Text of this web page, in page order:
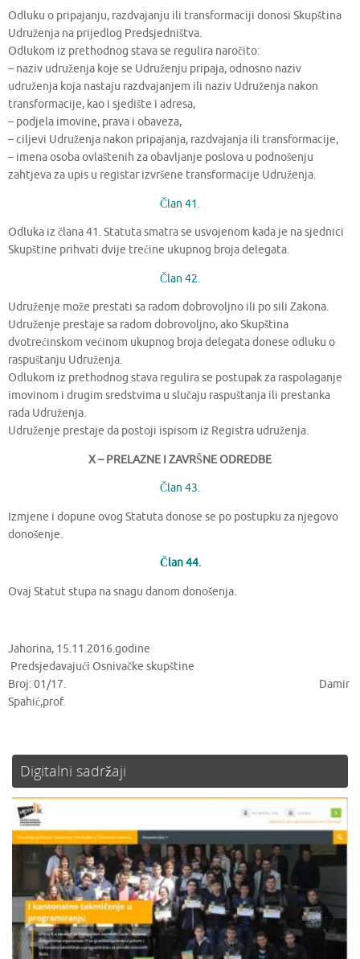
Odluku o pripajanju, razdvajanju ili transformaciji donosi Skupština
Udruženja na prijedlog Predsjedništva.
Odlukom iz prethodnog stava se regulira naročito:
– naziv udruženja koje se Udruženju pripaja, odnosno naziv
udruženja koja nastaju razdvajanjem ili naziv Udruženja nakon
transformacije, kao i sjedište i adresa,
– podjela imovine, prava i obaveza,
– ciljevi Udruženja nakon pripajanja, razdvajanja ili transformacije,
– imena osoba ovlaštenih za obavljanje poslova u podnošenju
zahtjeva za upis u registar izvršene transformacije Udruženja.
Član 41.
Odluka iz člana 41. Statuta smatra se usvojenom kada je na sjednici
Skupštine prihvati dvije trećine ukupnog broja delegata.
Član 42.
Udruženje može prestati sa radom dobrovoljno ili po sili Zakona.
Udruženje prestaje sa radom dobrovoljno, ako Skupština
dvotrećinskom većinom ukupnog broja delegata donese odluku o
raspuštanju Udruženja.
Odlukom iz prethodnog stava regulira se postupak za raspolaganje
imovinom i drugim sredstvima u slučaju raspuštanja ili prestanka
rada Udruženja.
Udruženje prestaje da postoji ispisom iz Registra udruženja.
X – PRELAZNE I ZAVRŠNE ODREDBE
Član 43.
Izmjene i dopune ovog Statuta donose se po postupku za njegovo
donošenje.
Član 44.
Ovaj Statut stupa na snagu danom donošenja.
Jahorina, 15.11.2016.godine
Predsjedavajući Osnivačke skupštine
Broj: 01/17. Damir
Spahić,prof.
Digitalni sadržaji